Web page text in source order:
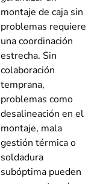
montaje de caja sin
problemas requiere
una coordinación
estrecha. Sin
colaboración
temprana,
problemas como
desalineación en el
montaje, mala
gestión térmica o
soldadura
subóptima pueden